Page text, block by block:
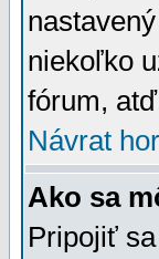
niekoľko
fórum,
Návrat
Ako sa
Pripojiť